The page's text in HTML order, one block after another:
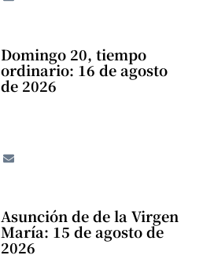
Domingo 20, tiempo
ordinario: 16 de agosto
de 2026
Asunción de de la Virgen
María: 15 de agosto de
2026